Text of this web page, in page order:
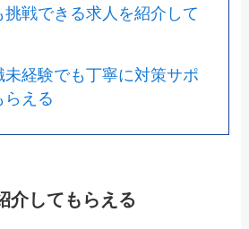
挑戦できる求人を紹介して
未経験でも丁寧に対策サポ
らえる
介してもらえる